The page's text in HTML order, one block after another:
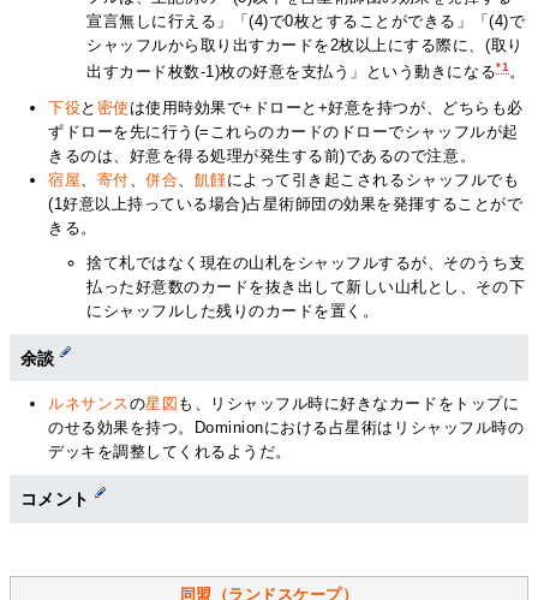
宣言無しに行える」「(4)で0枚とすることができる」「(4)で
シャッフルから取り出すカードを2枚以上にする際に、(取り
出すカード枚数-1)枚の好意を支払う」という動きになる*1。
下役と 密使 は使用時効果で+ドローと+好意を持つが、どちらも必
ずドローを先に行う(=これらのカードのドローでシャッフルが起
きるのは、好意を得る処理が発生する前)であるので注意。
宿屋
寄付 、併合 飢饉によって引き起こされるシャッフルでも
(1好意以上持っている場合)占星術師団の効果を発揮することがで
きる。
捨て札ではなく現在の山札をシャッフルするが、そのうち支
払った好意数のカードを抜き出して新しい山札とし、その下
にシャッフルした残りのカードを置く。
余談
ルネサンスの星図 も、リシャッフル時に好きなカードをトップに
のせる効果を持つ。Dominionにおける占星術はリシャッフル時の
デッキを調整してくれるようだ。
コメント
同盟（ランドスケープ）